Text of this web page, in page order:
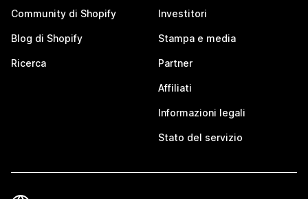
Community di Shopify
Blog di Shopify
Ricerca
Investitori
Stampa e media
Partner
Affiliati
Informazioni legali
Stato del servizio